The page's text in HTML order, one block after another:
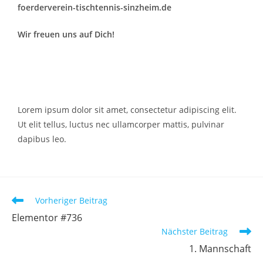
foerderverein-tischtennis-sinzheim.de
Wir freuen uns auf Dich!
Lorem ipsum dolor sit amet, consectetur adipiscing elit.
Ut elit tellus, luctus nec ullamcorper mattis, pulvinar
dapibus leo.
Vorheriger Beitrag
Elementor #736
Nächster Beitrag
1. Mannschaft